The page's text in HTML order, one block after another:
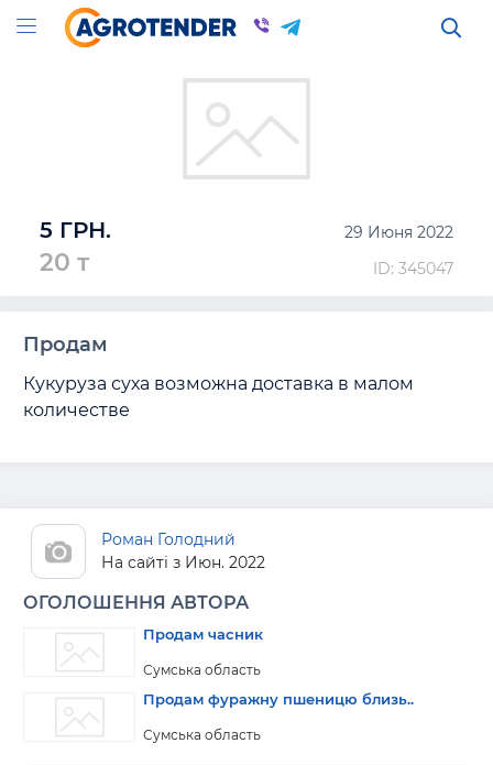
5 ГРН. 29 Июня 2022
20 т ID: 345047
Продам
Кукуруза суха возможна доставка в малом
количестве
Роман Голодний
На сайті з Июн. 2022
ОГОЛОШЕННЯ АВТОРА
Продам часник
Сумська область
Продам фуражну пшеницю близь..
Сумська область